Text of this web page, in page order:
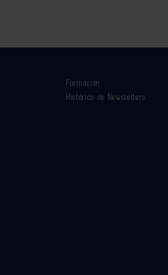
Formación
Histórico de Newsletters